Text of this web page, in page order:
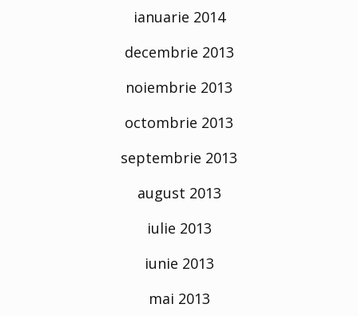
ianuarie 2014
decembrie 2013
noiembrie 2013
octombrie 2013
septembrie 2013
august 2013
iulie 2013
iunie 2013
mai 2013